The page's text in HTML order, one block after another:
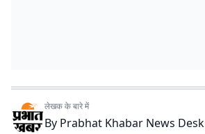
लेखक के बारे में
By Prabhat Khabar News Desk